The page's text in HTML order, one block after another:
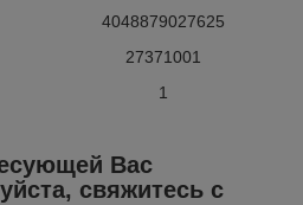
4048879027625
27371001
1
Вас
свяжитесь с